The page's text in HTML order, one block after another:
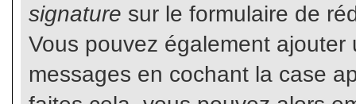
signature sur le formulaire de
Vous pouvez également
messages en cochant la case